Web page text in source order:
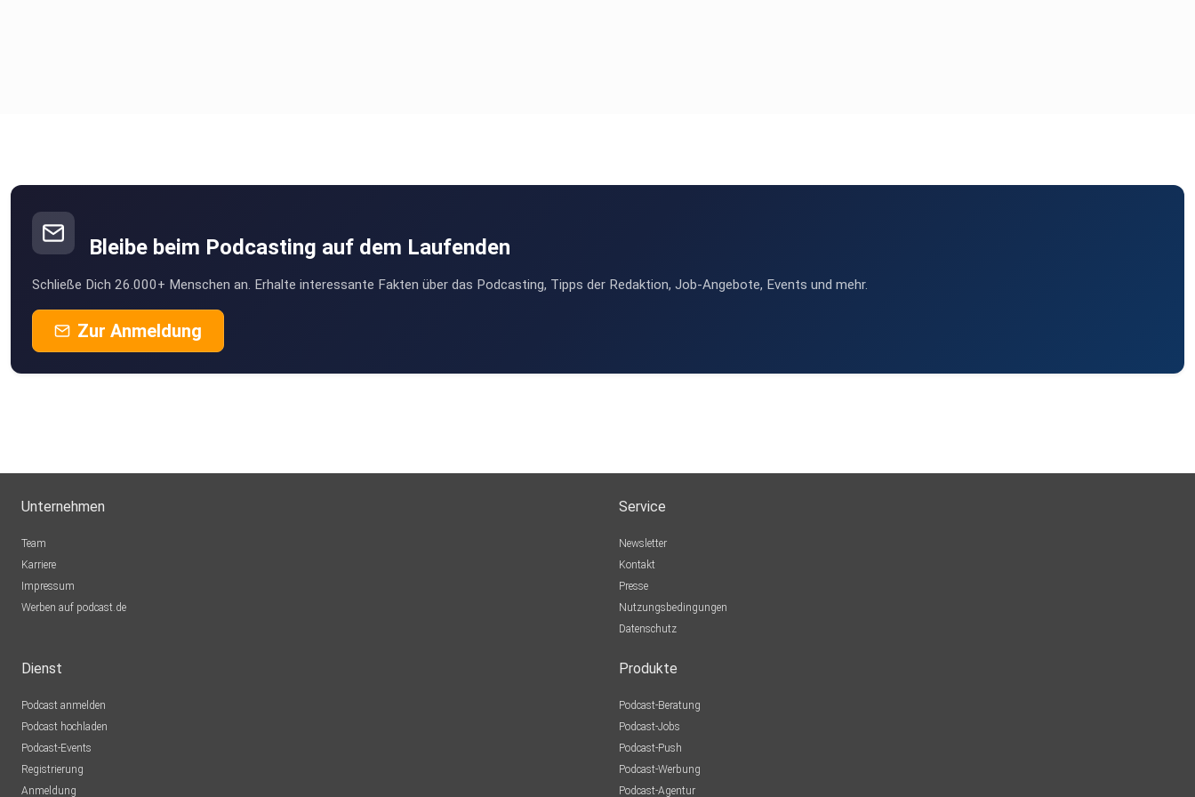
Bleibe beim Podcasting auf dem Laufenden
Schließe Dich 26.000+ Menschen an. Erhalte interessante Fakten über das Podcasting, Tipps der Redaktion, Job-Angebote, Events und mehr.
Zur Anmeldung
Unternehmen
Team
Karriere
Impressum
Werben auf podcast.de
Service
Newsletter
Kontakt
Presse
Nutzungsbedingungen
Datenschutz
Dienst
Podcast anmelden
Podcast hochladen
Podcast-Events
Registrierung
Anmeldung
Produkte
Podcast-Beratung
Podcast-Jobs
Podcast-Push
Podcast-Werbung
Podcast-Agentur